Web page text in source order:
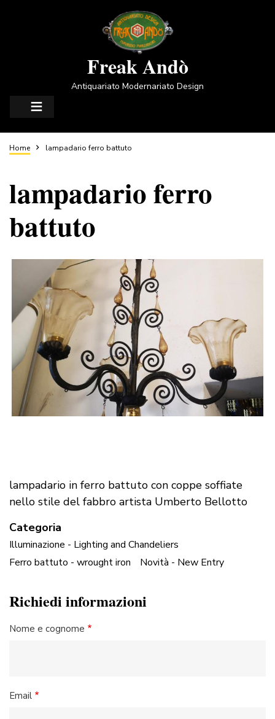
Freak Andò
Antiquariato Modernariato Design
Briciole
di
pane
Home lampadario ferro battuto
lampadario ferro
battuto
lampadario in ferro battuto con coppe soffiate
nello stile del fabbro artista Umberto Bellotto
Categoria
Illuminazione - Lighting and Chandeliers
Ferro battuto - wrought iron
Novità - New Entry
Richiedi informazioni
Nome e cognome
Email